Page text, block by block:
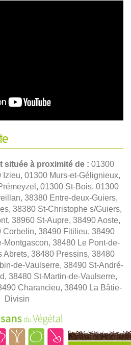
située à proximité de : 01300
01300 Murs-et-Gélignieux,
01300 St-Bois, 01300
38380 Entre-deux-Guiers,
38380 St-Christophe s/Guiers,
38960 St-Aupre, 38490 Aoste,
38490 Fitilieu, 38490
Montgascon, 38480 Le Pont-de-
Abrets, 38480 Pressins, 38480
de-Vaulserre, 38490 St-André-
38480 St-Martin-de-Vaulserre,
Charancieu, 38490 La Bâtie-
Divisin